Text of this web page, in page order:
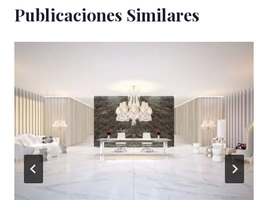
Publicaciones Similares